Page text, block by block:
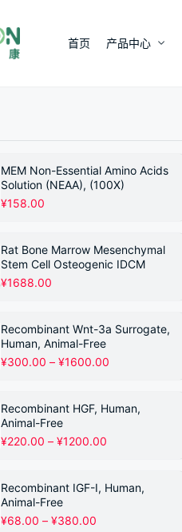
首页 产品中心
MEM Non-Essential Amino Acids
Solution (NEAA), (100X)
¥158.00
Rat Bone Marrow Mesenchymal
Stem Cell Osteogenic IDCM
¥1688.00
Recombinant Wnt-3a Surrogate,
Human, Animal-Free
¥300.00 – ¥1600.00
围：
¥300.00
Recombinant HGF, Human,
Animal-Free
¥220.00 – ¥1200.00
围：
¥220.00
Recombinant IGF-I, Human,
Animal-Free
¥68.00 – ¥380.00